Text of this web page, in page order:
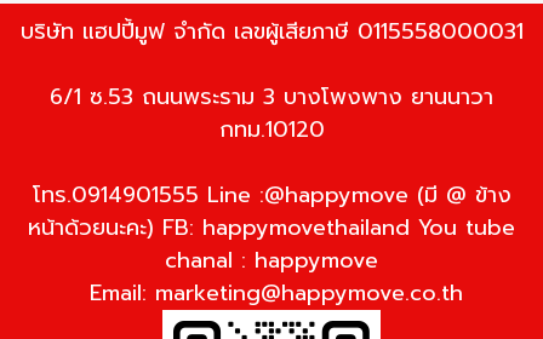
บริษัท แฮปปี้มูฟ จำกัด เลขผู้เสียภาษี 0115558000031
6/1 ซ.53 ถนนพระราม 3 บางโพงพาง ยานนาวา
กทม.10120
โทร.0914901555 Line :@happymove (มี @ ข้าง
หน้าด้วยนะคะ) FB: happymovethailand You tube
chanal : happymove
Email: marketing@happymove.co.th